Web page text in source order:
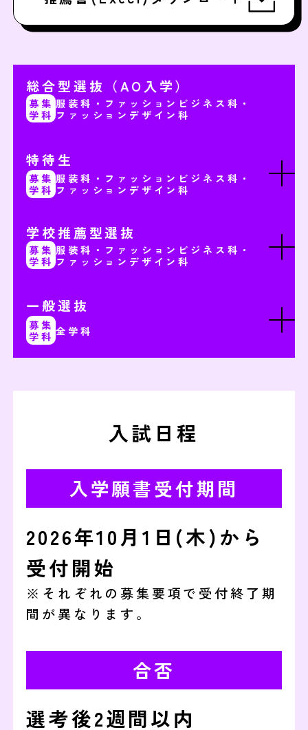
総合型選抜（AO入学）
募集
学科
服装科・ファッションビジネス科・
ファッションデザイン科
特待生
募集
学科
服装科・ファッションビジネス科・
ファッションデザイン科
学校推薦型選抜
募集
学科
服装科・ファッションビジネス科・
ファッションデザイン科
一般選抜
募集
学科 全学科
入試日程
入学願書受付期間
2026年10月1日(木)から
受付開始
※それぞれの募集要項で受付終了期
間が異なります。
合否
選考後2週間以内